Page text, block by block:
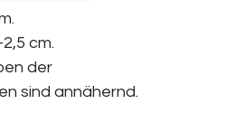
cm.
der
sind annähernd.